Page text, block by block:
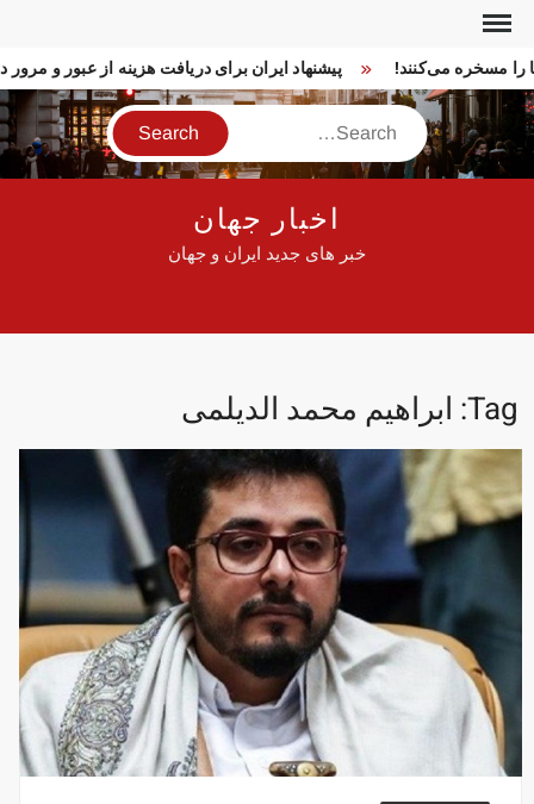
Skip
content
پیشنهاد ایران برای دریافت هزینه از عبور و را مسخره می‌کنند!
Search
اخبار جهان
خبر های جدید ایران و جهان
Tag: ابراهیم محمد الدیلمی